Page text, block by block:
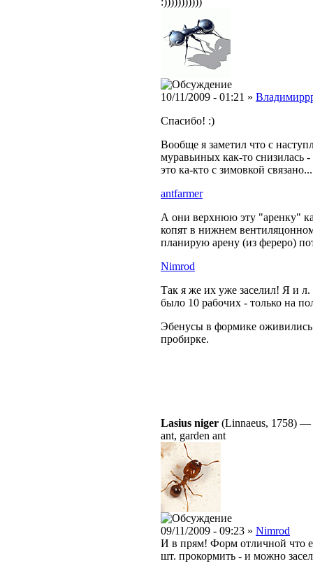
10/11/2009 - 01:21 »
Спасибо! :)
Вообще я заметил что с
муравьиных как-то
это ка-кто с зимовкой
antfarmer
А они верхнюю эту "аренку"
копят в нижнем
планирую арену (из фереро)
Nimrod
Так я же их уже заселил! Я и л.
было 10 рабочих - только на
Эбенусы в формике оживились
пробирке.
Lasius niger (Linnaeus, 1758) —
ant, garden ant
09/11/2009 - 09:23 » Nimrod
И в прям! Форм отличной что
шт. прокормить - и можно